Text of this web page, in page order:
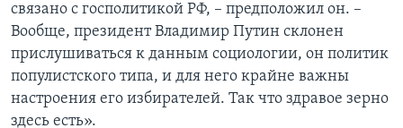
связано с госполитикой РФ, – предположил он. –
Вообще, президент Владимир Путин склонен
прислушиваться к данным социологии, он политик
популистского типа, и для него крайне важны
настроения его избирателей. Так что здравое зерно
здесь есть».